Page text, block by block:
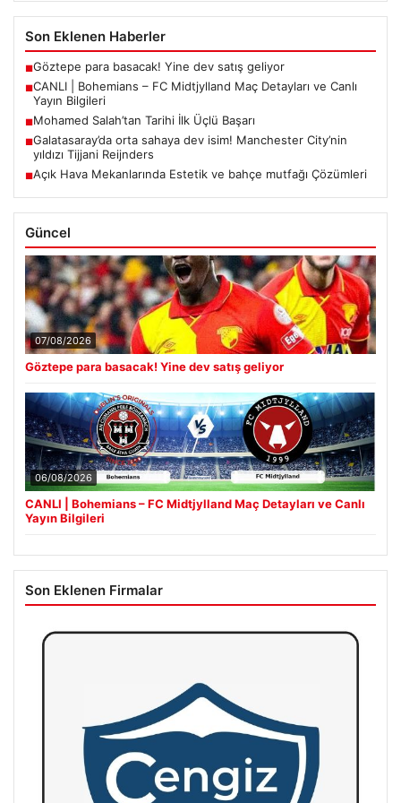
Son Eklenen Haberler
■Göztepe para basacak! Yine dev satış geliyor
■CANLI | Bohemians – FC Midtjylland Maç Detayları ve Canlı
Yayın Bilgileri
■Mohamed Salah’tan Tarihi İlk Üçlü Başarı
■Galatasaray’da orta sahaya dev isim! Manchester City’nin
yıldızı Tijjani Reijnders
■Açık Hava Mekanlarında Estetik ve bahçe mutfağı Çözümleri
Güncel
07/08/2026
Göztepe para basacak! Yine dev satış geliyor
06/08/2026
CANLI | Bohemians – FC Midtjylland Maç Detayları ve Canlı
Yayın Bilgileri
Son Eklenen Firmalar